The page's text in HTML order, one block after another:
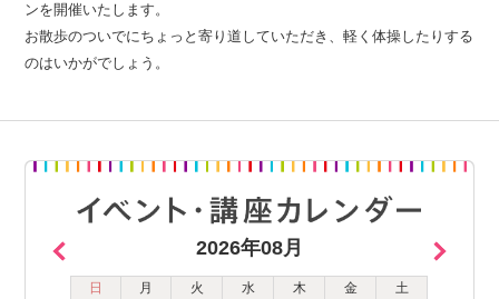
ンを開催いたします。
お散歩のついでにちょっと寄り道していただき、軽く体操したりする
のはいかがでしょう。
2026年08月
日 月 火 水 木 金
土